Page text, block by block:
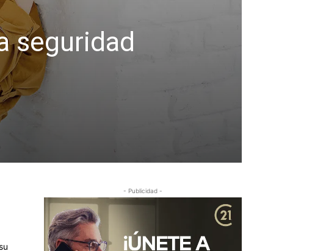
seguridad
- Publicidad -